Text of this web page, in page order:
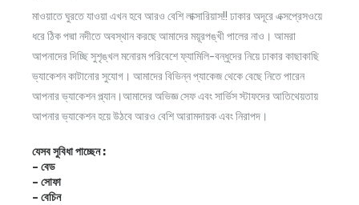
মাওয়াতে ঘুরতে যাওয়া এখন হবে আরও বেশি লাক্সারিয়াস!! ঢাকার অদূরে এক্সপ্রেসওয়ে
ধরে ঠিক পদ্মা নদীতে অবস্থান করছে আমাদের ময়ূরপঙ্খী পালের নাও। আমরা
আপনাদের দিচ্ছি সুশৃঙ্খল মনোরম পরিবেশে ফ্যামিলি-বন্ধুদের নিয়ে ঢাকার কাছাকাছি
ভ্যাকেশন কাটানোর সুযোগ। আমাদের বিভিন্ন প্যাকেজ থেকে বেছে নিতে পারেন
আপনার ভ্যাকেশন প্ল্যান।আমাদের অভিজ্ঞ সেফ এবং সার্ভিস স্টাফদের আতিথেয়তায়
আপনার ভ্যাকেশন হয়ে উঠবে আরও বেশি আরামদায়ক এবং নিরাপদ।
যেসব সুবিধা পাচ্ছেন :
– বেড
– সোফা
– বেচিন